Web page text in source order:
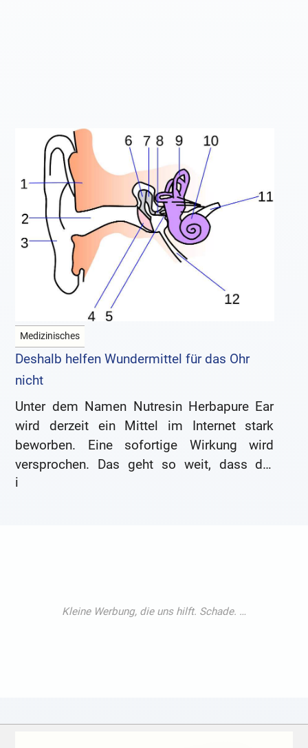
Medizinisches
Deshalb helfen Wundermittel für das Ohr
nicht
Unter dem Namen Nutresin Herbapure Ear
wird derzeit ein Mittel im Internet stark
beworben. Eine sofortige Wirkung wird
versprochen. Das geht so weit, dass der
Eindruck erweckt wird, man könne nach nur
i